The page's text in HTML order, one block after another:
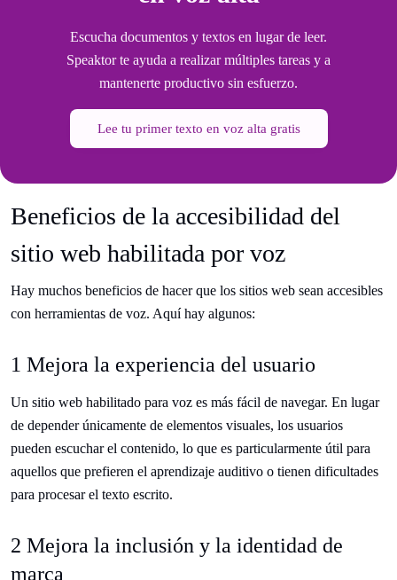
Escucha documentos y textos en lugar de leer.
Speaktor te ayuda a realizar múltiples tareas y a
mantenerte productivo sin esfuerzo.
Lee tu primer texto en voz alta gratis
Beneficios de la accesibilidad del
sitio web habilitada por voz
Hay muchos beneficios de hacer que los sitios web sean accesibles
con herramientas de voz. Aquí hay algunos:
1 Mejora la experiencia del usuario
Un sitio web habilitado para voz es más fácil de navegar. En lugar
de depender únicamente de elementos visuales, los usuarios
pueden escuchar el contenido, lo que es particularmente útil para
aquellos que prefieren el aprendizaje auditivo o tienen dificultades
para procesar el texto escrito.
2 Mejora la inclusión y la identidad de
marca